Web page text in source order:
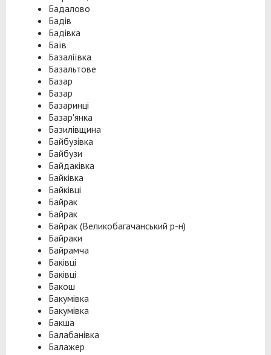
Бадалово
Бадів
Бадівка
Баїв
Базаліївка
Базальтове
Базар
Базар
Базаринці
Базар'янка
Базилівщина
Байбузівка
Байбузи
Байдаківка
Байківка
Байківці
Байрак
Байрак
Байрак (Великобагачанський р-н)
Байраки
Байрамча
Баківці
Баківці
Бакош
Бакумівка
Бакумівка
Бакша
Балабанівка
Балажер